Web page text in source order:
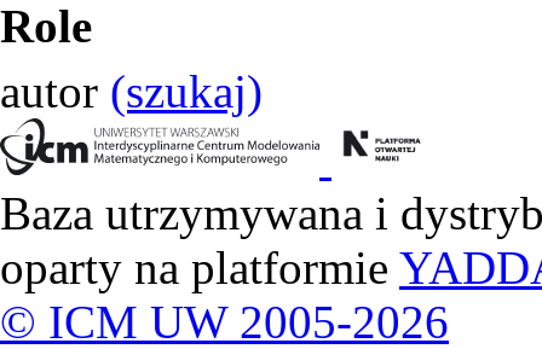
Role
autor (szukaj)
Baza utrzymywana i
oparty na platformie
© ICM UW 2005-2026